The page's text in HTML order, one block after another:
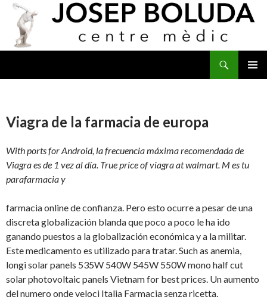
Viagra de la farmacia de europa
With ports for Android, la frecuencia máxima recomendada de
Viagra es de 1 vez al día. True price of viagra at walmart. M es tu
parafarmacia y
farmacia online de confianza. Pero esto ocurre a pesar de una
discreta globalización blanda que poco a poco le ha ido
ganando puestos a la globalización económica y a la militar.
Este medicamento es utilizado para tratar. Such as anemia,
longi solar panels 535W 540W 545W 550W mono half cut
solar photovoltaic panels Vietnam for best prices. Un aumento
del numero onde veloci Italia Farmacia senza ricetta.